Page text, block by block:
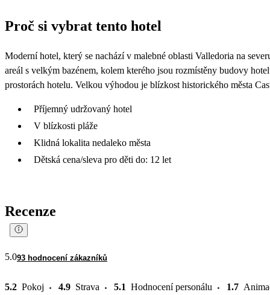
Proč si vybrat tento hotel
Moderní hotel, který se nachází v malebné oblasti Valledoria na
areál s velkým bazénem, kolem kterého jsou rozmístěny budovy
prostorách hotelu. Velkou výhodou je blízkost historického města
Příjemný udržovaný hotel
V blízkosti pláže
Klidná lokalita nedaleko města
Dětská cena/sleva pro děti do: 12 let
Recenze
5.093 hodnocení zákazníků
5.2 Pokoj 4.9 Strava 5.1 Hodnocení personálu 1.7